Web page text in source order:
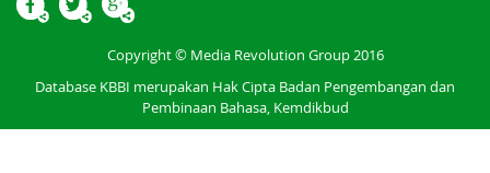
Copyright © Media Revolution Group 2016
Database KBBI merupakan Hak Cipta Badan Pengembangan dan
Pembinaan Bahasa, Kemdikbud